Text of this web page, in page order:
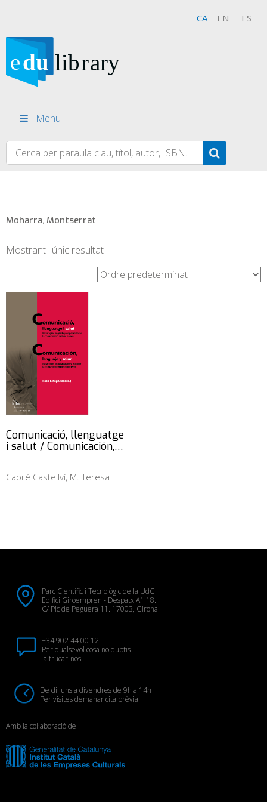
CA EN ES
Menu
Moharra, Montserrat
Mostrant l'únic resultat
Comunicació, llenguatge
i salut / Comunicación,…
Cabré Castellví, M. Teresa
Parc Científic i Tecnològic de la UdG
Edifici Giroempren - Despatx A1.18.
C/ Pic de Peguera 11. 17003, Girona
+34 902 44 00 12
Per qualsevol cosa no dubtis
a trucar-nos
De dilluns a divendres de 9h a 14h
Per visites demanar cita prèvia
Amb la col·laboració de: